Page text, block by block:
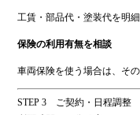
工賃・部品代・塗装代を明細
保険の利用有無を相談
車両保険を使う場合は、そ
STEP 3 ご契約・日程調整